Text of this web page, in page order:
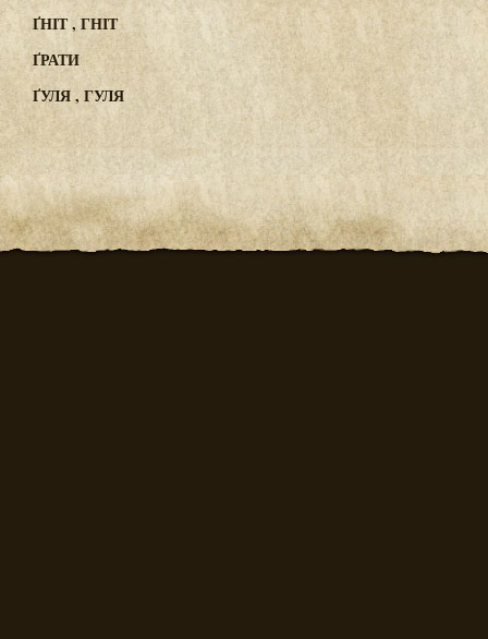
ҐНІТ , ГНІТ
ҐРАТИ
ҐУЛЯ , ГУЛЯ